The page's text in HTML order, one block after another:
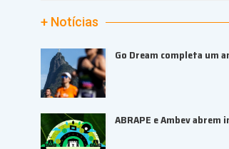
+ Notícias
Go Dream completa um
ABRAPE e Ambev abrem